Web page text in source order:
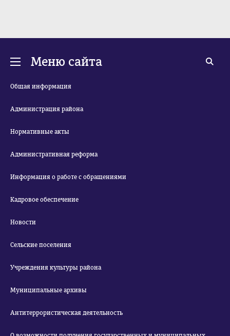
Меню сайта
Общая информация
Администрация района
Нормативные акты
Административная реформа
Информация о работе с обращениями
Кадровое обеспечение
Новости
Сельские поселения
Учреждения культуры района
Муниципальные архивы
Антитеррористическая деятельность